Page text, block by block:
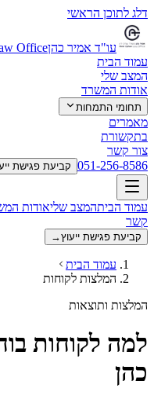
דלג לתוכן הראשי
עו"ד אמיר כהןOffice
עמוד הבית
המצב שלי
אודות המשרד
תחומי התמחות
מאמרים
בתקשורת
צור קשר
051-256-8586 קביעת פגישת
עמוד הביתהמצב שליאודות
קשר
קביעת פגישת ייעוץ→
עמוד הבית
המלצות לקוחות
המלצות ותוצאות
למה לקוחות
כהן